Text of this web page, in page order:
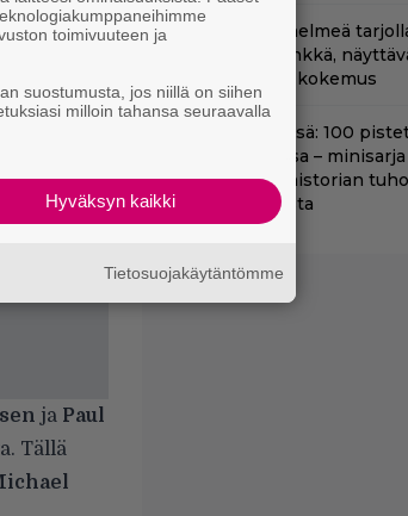
ja Paul
Tällä
Suoratoistohelmeä
faneille – synkkä,
satumainen kokemus
Nyt Netflixissä: 100
Tomatoesissa –
Britannian historian
terrori-iskusta
toimivuuteen ja
suostumusta, jos niillä on siihen
milloin tahansa seuraavalla
Hyväksyn kaikki
Tietosuojakäytäntömme